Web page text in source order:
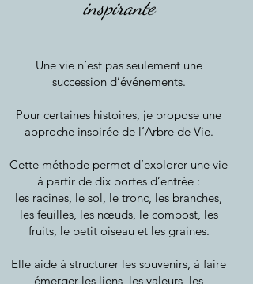
inspirante
Une vie n’est pas seulement une
succession d’événements.
Pour certaines histoires, je propose une
approche inspirée de l’Arbre de Vie.
Cette méthode permet d’explorer une vie
à partir de dix portes d’entrée :
les racines, le sol, le tronc, les branches,
les feuilles, les nœuds, le compost, les
fruits, le petit oiseau et les graines.
Elle aide à structurer les souvenirs, à faire
émerger les liens, les valeurs, les